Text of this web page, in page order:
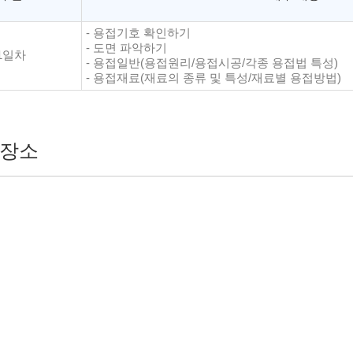
일차
- 용접기호 확인하기
- 도면 파악하기
- 용접일반(용접원리/용접시공/각종 용접법 특성)
- 용접재료(재료의 종류 및 특성/재료별 용접방법)
소